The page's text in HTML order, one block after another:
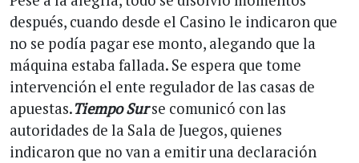
después, cuando desde el Casino le indicaron que
no se podía pagar ese monto, alegando que la
máquina estaba fallada. Se espera que tome
intervención el ente regulador de las casas de
apuestas.Tiempo Surse comunicó con las
autoridades de la Sala de Juegos, quienes
indicaron que no van a emitir una declaración